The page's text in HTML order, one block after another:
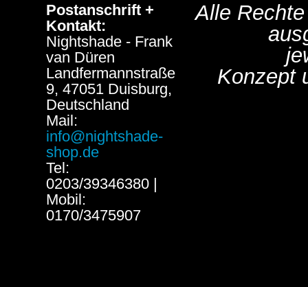
Postanschrift +
Kontakt:
Nightshade - Frank
van Düren
Landfermannstraße
9, 47051 Duisburg,
Deutschland
Mail:
info@nightshade-
shop.de
Tel:
0203/39346380 |
Mobil:
0170/3475907
Alle
Konzept